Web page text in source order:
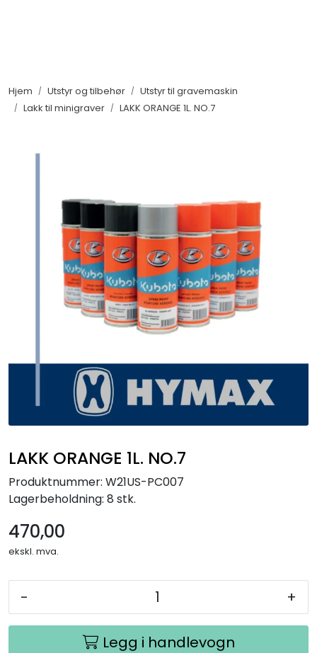
Hjem Utstyr og tilbehør
Utstyr til gravemaskin
Lakk til minigraver
LAKK ORANGE 1L. NO.7
LAKK ORANGE 1L. NO.7
Produktnummer: W21US-PC007
Lagerbeholdning: 8 stk.
470,00
ekskl. mva.
- +
Legg i handlevogn
Utstyr og tilbehør
Service og støtte
Salgsorganisasjon